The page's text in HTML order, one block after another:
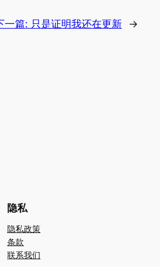
一篇: 只是证明我还在更新 →
隐私
隐私政策
条款
联系我们